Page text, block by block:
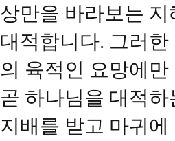
상만을 바라보는
대적합니다. 그러
의 육적인 요망에
곧 하나님을 대적
지배를 받고 마귀